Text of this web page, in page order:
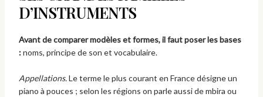
D’INSTRUMENTS
Avant de comparer modèles et formes, il faut poser les bases
:noms, principe de son et vocabulaire.
Appellations.Le terme le plus courant en France désigne un
piano à pouces ; selon les régions on parle aussi de mbira ou